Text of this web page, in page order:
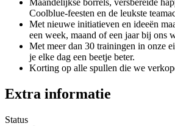
Maandelijkse borrels, versbereide
Coolblue-feesten en de leukste
Met nieuwe initiatieven en ideeën
een week, maand of een jaar bij ons
Met meer dan 30 trainingen in onze
je elke dag een beetje beter.
Korting op alle spullen die we
Extra informatie
Status